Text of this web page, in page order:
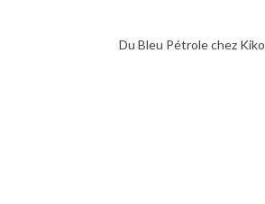
Du Bleu Pétrole chez Kiko